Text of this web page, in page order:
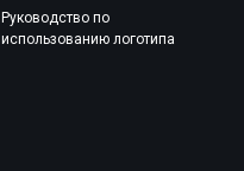
Руководство по
использованию логотипа